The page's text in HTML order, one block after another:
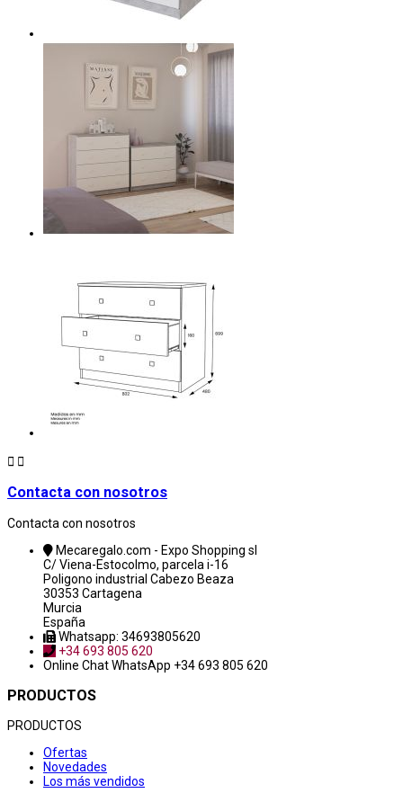
 
Contacta con nosotros
Contacta con nosotros
Mecaregalo.com - Expo Shopping sl
C/ Viena-Estocolmo, parcela i-16
Poligono industrial Cabezo Beaza
30353 Cartagena
Murcia
España
Whatsapp: 34693805620
+34 693 805 620
Online ChatWhatsApp +34 693 805 620
PRODUCTOS
PRODUCTOS
Ofertas
Novedades
Los más vendidos